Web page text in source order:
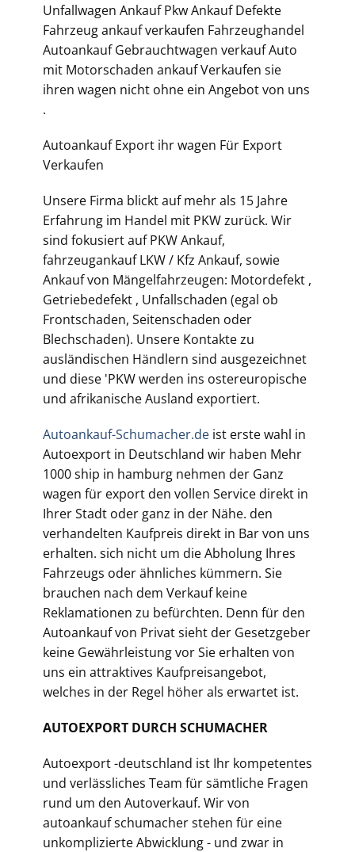
Unfallwagen Ankauf Pkw Ankauf Defekte
Fahrzeug ankauf verkaufen Fahrzeughandel
Autoankauf Gebrauchtwagen verkauf Auto
mit Motorschaden ankauf Verkaufen sie
ihren wagen nicht ohne ein Angebot von uns
.
Autoankauf Export ihr wagen Für Export
Verkaufen
Unsere Firma blickt auf mehr als 15 Jahre
Erfahrung im Handel mit PKW zurück. Wir
sind fokusiert auf PKW Ankauf,
fahrzeugankauf LKW / Kfz Ankauf, sowie
Ankauf von Mängelfahrzeugen: Motordefekt ,
Getriebedefekt , Unfallschaden (egal ob
Frontschaden, Seitenschaden oder
Blechschaden). Unsere Kontakte zu
ausländischen Händlern sind ausgezeichnet
und diese 'PKW werden ins ostereuropische
und afrikanische Ausland exportiert.
Autoankauf-Schumacher.de ist erste wahl in
Autoexport in Deutschland wir haben Mehr
1000 ship in hamburg nehmen der Ganz
wagen für export den vollen Service direkt in
Ihrer Stadt oder ganz in der Nähe. den
verhandelten Kaufpreis direkt in Bar von uns
erhalten. sich nicht um die Abholung Ihres
Fahrzeugs oder ähnliches kümmern. Sie
brauchen nach dem Verkauf keine
Reklamationen zu befürchten. Denn für den
Autoankauf von Privat sieht der Gesetzgeber
keine Gewährleistung vor Sie erhalten von
uns ein attraktives Kaufpreisangebot,
welches in der Regel höher als erwartet ist.
AUTOEXPORT DURCH SCHUMACHER
Autoexport -deutschland ist Ihr kompetentes
und verlässliches Team für sämtliche Fragen
rund um den Autoverkauf. Wir von
autoankauf schumacher stehen für eine
unkomplizierte Abwicklung - und zwar in